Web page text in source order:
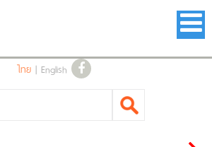
ไทย| English